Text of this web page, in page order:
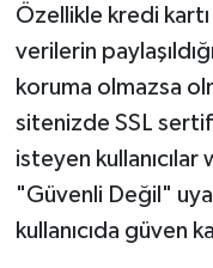
Özellikle kredi
verilerin
koruma olmazsa
sitenizde SSL
isteyen
"Güvenli Değil"
kullanıcıda güven